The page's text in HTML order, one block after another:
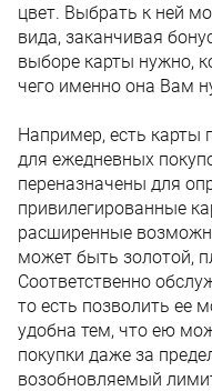
цвет. Выбрать к ней
вида, заканчивая
выборе карты нужно,
чего именно она Вам
Например, есть карты
для ежедневных
переназначены для
привилегированные
расширенные
может быть золотой,
Соответственно
то есть позволить ее
удобна тем, что ею
покупки даже за
возобновляемый